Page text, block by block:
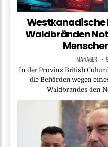
Westkanadische
Waldbränden
MANAGER
In der Provinz British
die Behörden wegen
Waldbrandes den